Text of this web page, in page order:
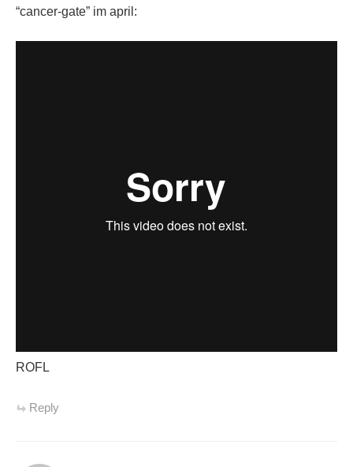
“cancer-gate” im april:
ROFL
Reply